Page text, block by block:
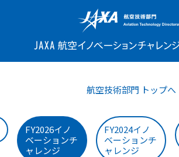
航空技術部門 トップへ
FY2026イノ
ベーションチ
ャレンジ
FY2024イノ
ベーションチ
ャレンジ